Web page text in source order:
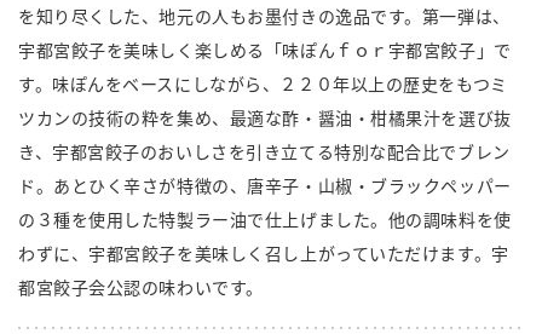
お酢ドリンク ぽん酢
みりん風・料理酒 鍋用調味料
つゆ
キャンペーン情報
ブランド・スペシャルサイト
ブランド・スペシャルサイト トップ
商品ブランドサイト
Fibee（ファイビー）
くらしプラ酢
カンタン酢
企業情報
国内事業概要
を知り尽くした、地元の人もお墨付きの逸品です。第一弾は、
宇都宮餃子を美味しく楽しめる「味ぽんｆｏｒ宇都宮餃子」で
す。味ぽんをベースにしながら、２２０年以上の歴史をもつミ
ツカンの技術の粋を集め、最適な酢・醤油・柑橘果汁を選び抜
き、宇都宮餃子のおいしさを引き立てる特別な配合比でブレン
ド。あとひく辛さが特徴の、唐辛子・山椒・ブラックペッパー
の３種を使用した特製ラー油で仕上げました。他の調味料を使
わずに、宇都宮餃子を美味しく召し上がっていただけます。宇
都宮餃子会公認の味わいです。